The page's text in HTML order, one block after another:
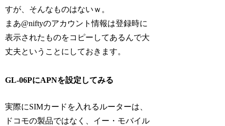
すが、そんなものはないｗ。
まあ@niftyのアカウント情報は登録時に
表示されたものをコピーしてあるんで大
丈夫ということにしておきます。
GL-06PにAPNを設定してみる
実際にSIMカードを入れるルーターは、
ドコモの製品ではなく、イー・モバイル